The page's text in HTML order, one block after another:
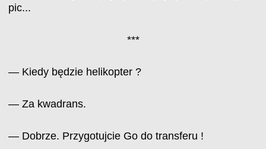
pic...
***
— Kiedy będzie helikopter ?
— Za kwadrans.
— Dobrze. Przygotujcie Go do transferu !